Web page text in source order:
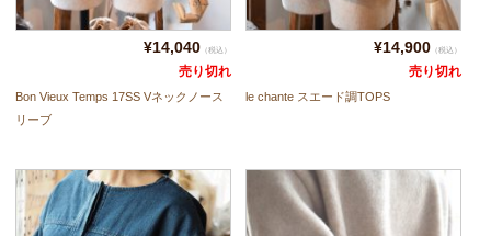
¥14,040 （税込）
売り切れ
Bon Vieux Temps 17SS Vネックノース
リーブ
¥14,900（税込）
売り切れ
le chante スエード調TOPS